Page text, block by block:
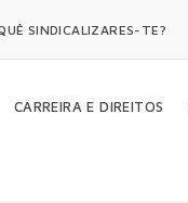
SINDICALIZARES-TE?
CARREIRA E DIREITOS